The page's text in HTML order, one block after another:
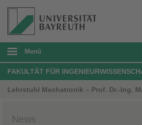
Menü
FAKULTÄT FÜR
Lehrstuhl Mechatronik – Prof. Dr.-Ing.
News